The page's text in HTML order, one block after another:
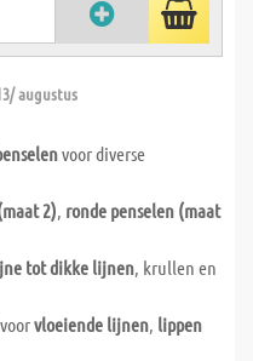
augustus
voor diverse
2), ronde penselen (maat
tot dikke lijnen, krullen en
vloeiende lijnen, lippen